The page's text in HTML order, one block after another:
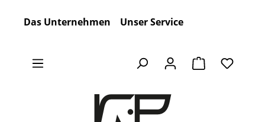
Das Unternehmen Unser Service
Warenkorb